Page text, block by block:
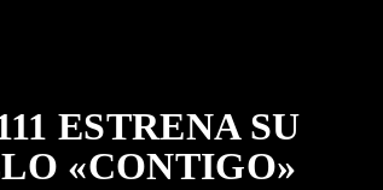
ESTRENA SU
«CONTIGO»